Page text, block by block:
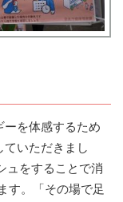
を体感するため
いただきまし
ュをすることで消
す。「その場で足